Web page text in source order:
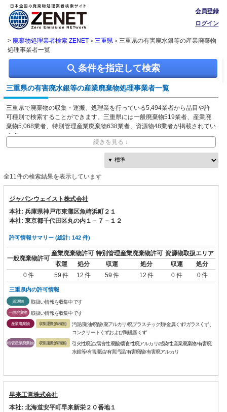
会員登録
ログイン
> 廃棄物処理業者検索 ZENET > 三重県 > 三重県の有害廃水銀等の産業廃棄物
処理事業者一覧
search条件を指定して検索
三重県の有害廃水銀等の産業廃棄物処理事業者一覧
三重県で廃棄物の収集・運搬、処理業を行っている5,494業者から品目や許
可種別で検索することができます。三重県には一般廃棄物519業者、産業廃
棄物5,068業者、特別管理産業廃棄物638業者、資源物48業者が掲載されてい
ます。
ZENETでは独自に収集した、本社・事業所の所在地、都道府県や市区町村ご
との取り扱い品目情報を無料で閲覧できます。
続きを見る ↓
全11件の検索結果を表示しています
ジャパンウェイスト株式会社
本社: 兵庫県神戸市東灘区魚崎浜町２１
本社: 東京都千代田区丸の内１－７－１２
許可情報サマリー (総計: 142 件)
一般廃棄物許可
産業廃棄物許可 特別管理産業廃棄物許可 資源物取扱エリア
収運
処分 収運 処分 収運
処分
0 件
59 件 12 件 59 件 12 件 0 件 0 件
三重県内の許可情報
資源物 取扱い情報を収集中です
一般廃棄物 取扱い情報を収集中です
産業廃棄物 収集運搬(保積無)
汚泥/廃油/廃酸/廃アルカリ/廃プラスチック類/金属くず/ガラスくず、
コンクリートくずおよび陶磁器くず
特管産業廃棄物 収集運搬(保積無)
引火性廃油/腐食性廃酸/腐食性廃アルカリ/感染性産業廃棄物/有害廃
水銀等/有害廃油/有害汚泥/有害廃酸/有害廃アルカリ
早来工営株式会社
本社: 北海道安平町早来新栄２０番地１